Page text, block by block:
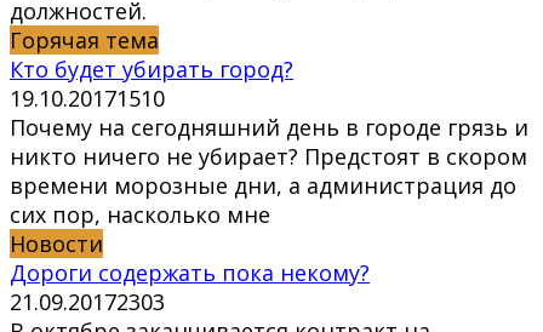
должностей.
Горячая тема
Кто будет убирать город?
19.10.20171510
Почему на сегодняшний день в городе грязь и
никто ничего не убирает? Предстоят в скором
времени морозные дни, а администрация до
сих пор, насколько мне
Новости
Дороги содержать пока некому?
21.09.20172303